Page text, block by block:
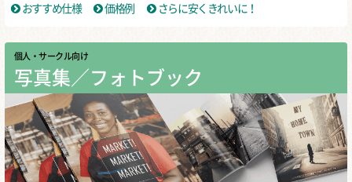
おすすめ仕様
価格例 さらに安くきれいに！
個人・サークル向け
写真集／フォトブック